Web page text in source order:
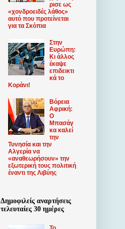
ρισε ως
«χονδροειδές λάθος»
αυτό που προτείνεται
για τα Σκόπια
Στην
Ευρώπη:
Κι άλλος
έκαψε
επιδεικτι
κά το
Κοράνι!
Βόρεια
Αφρική:
Ο
Μπασάγ
κα καλεί
την
Τυνησία και την
Αλγερία να
«αναθεωρήσουν» την
εξωτερική τους πολιτική
έναντι της Λιβύης
Δημοφιλείς αναρτήσεις
τελευταίες 30 ημέρες